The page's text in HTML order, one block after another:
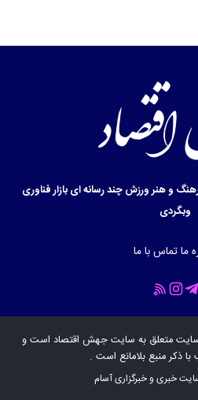
و هنرورزشچند رسانه ایبازارفناوری
وبگردی
ماتماس با ما
متعلق به سایتجهش اقتصاد است و
با ذکر منبع بلامانع است .
خبری و خبرگزاری آسام